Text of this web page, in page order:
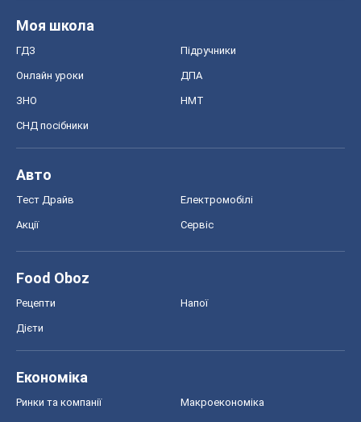
Моя школа
ГДЗ Підручники
Онлайн уроки ДПА
ЗНО НМТ
СНД посібники
Авто
Тест Драйв Електромобілі
Акції Сервіс
Food Oboz
Рецепти Напої
Дієти
Економіка
Ринки та компанії Макроекономіка